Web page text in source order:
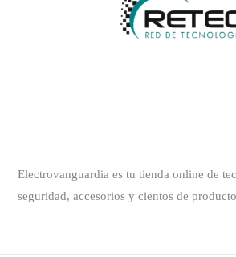
Electrovanguardia es tu tienda online de
seguridad, accesorios y cientos de